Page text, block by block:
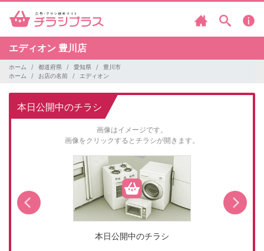
エディオン 豊川店
ホーム 都道府県 愛知県
豊川市
ホーム
お店の名前 エディオン
本日公開中のチラシ
画像はイメージです。
画像をクリックするとチラシが開きます。
本日公開中のチラシ